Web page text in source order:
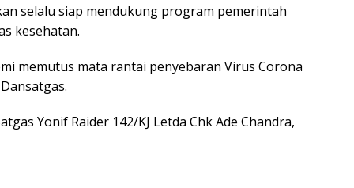
selalu siap mendukung program pemerintah
kesehatan.
memutus mata rantai penyebaran Virus Corona
Yonif Raider 142/KJ Letda Chk Ade Chandra,